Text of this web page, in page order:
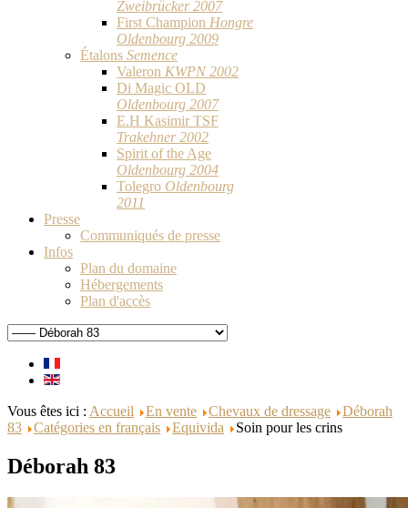
Zweibrücker 2007
First Champion Hongre
Oldenbourg 2009
Étalons Semence
Valeron KWPN 2002
Di Magic OLD
Oldenbourg 2007
E.H Kasimir TSF
Trakehner 2002
Spirit of the Age
Oldenbourg 2004
Tolegro Oldenbourg
2011
Presse
Communiqués de presse
Infos
Plan du domaine
Hébergements
Plan d'accès
Vous êtes ici : Accueil En vente Chevaux de dressage
Déborah
83
Catégories en français Equivida Soin pour les crins
Déborah 83